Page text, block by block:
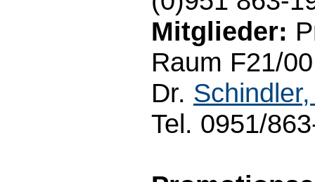
Mitglieder:
Raum F21/
Dr.
Tel. 0951/